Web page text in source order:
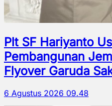
Plt SF Hariyanto
Pembangunan
Flyover Garuda
6 Agustus 2026 09.48